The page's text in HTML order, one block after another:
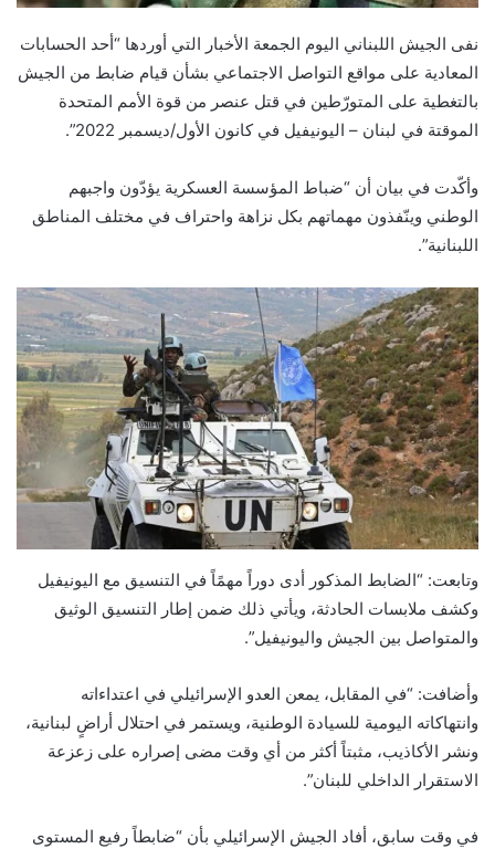
نفى الجيش اللبناني اليوم الجمعة الأخبار التي أوردها “أحد الحسابات
المعادية على مواقع التواصل الاجتماعي بشأن قيام ضابط من الجيش
بالتغطية على المتورّطين في قتل عنصر من قوة الأمم المتحدة
الموقتة في لبنان – اليونيفيل في كانون الأول/ديسمبر 2022”.
وأكّدت في بيان أن “ضباط المؤسسة العسكرية يؤدّون واجبهم
الوطني وينّفذون مهماتهم بكل نزاهة واحتراف في مختلف المناطق
اللبنانية”.
وتابعت: “الضابط المذكور أدى دوراً مهمًاً في التنسيق مع اليونيفيل
وكشف ملابسات الحادثة، ويأتي ذلك ضمن إطار التنسيق الوثيق
والمتواصل بين الجيش واليونيفيل”.
وأضافت: “في المقابل، يمعن العدو الإسرائيلي في اعتداءاته
وانتهاكاته اليومية للسيادة الوطنية، ويستمر في احتلال أراضٍ لبنانية،
ونشر الأكاذيب، مثبتاً أكثر من أي وقت مضى إصراره على زعزعة
الاستقرار الداخلي للبنان”.
في وقت سابق، أفاد الجيش الإسرائيلي بأن “ضابطاً رفيع المستوى